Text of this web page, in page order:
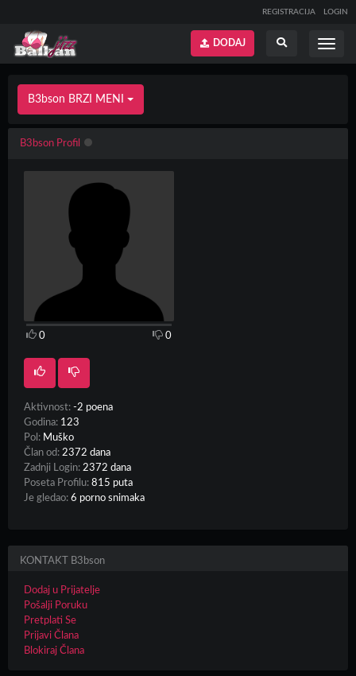
REGISTRACIJA LOGIN
Prikaži
DODAJ
B3bson BRZI MENI
B3bson Profil
0 0
Aktivnost: -2 poena
Godina: 123
Pol: Muško
Član od: 2372 dana
Zadnji Login: 2372 dana
Poseta Profilu: 815 puta
Je gledao: 6 porno snimaka
KONTAKT B3bson
Dodaj u Prijatelje
Pošalji Poruku
Pretplati Se
Prijavi Člana
Blokiraj Člana